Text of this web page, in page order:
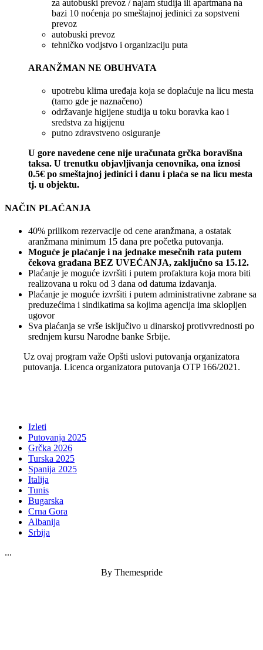
za autobuski prevoz / najam studija ili apartmana na
bazi 10 noćenja po smeštajnoj jedinici za sopstveni
prevoz
autobuski prevoz
tehničko vodjstvo i organizaciju puta
ARANŽMAN NE OBUHVATA
upotrebu klima uređaja koja se doplaćuje na licu mesta
(tamo gde je naznačeno)
održavanje higijene studija u toku boravka kao i
sredstva za higijenu
putno zdravstveno osiguranje
U gore navedene cene nije uračunata grčka boravišna
taksa. U trenutku objavljivanja cenovnika, ona iznosi
0.5€ po smeštajnoj jedinici i danu i plaća se na licu mesta
tj. u objektu.
NAČIN PLAĆANJA
40% prilikom rezervacije od cene aranžmana, a ostatak
aranžmana minimum 15 dana pre početka putovanja.
Moguće je plaćanje i na jednake mesečnih rata putem
čekova građana BEZ UVEĆANJA, zaključno sa 15.12.
Plaćanje je moguće izvršiti i putem profaktura koja mora biti
realizovana u roku od 3 dana od datuma izdavanja.
Plaćanje je moguće izvršiti i putem administrativne zabrane sa
preduzećima i sindikatima sa kojima agencija ima sklopljen
ugovor
Sva plaćanja se vrše isključivo u dinarskoj protivvrednosti po
srednjem kursu Narodne banke Srbije.
Uz ovaj program važe Opšti uslovi putovanja organizatora
putovanja. Licenca organizatora putovanja OTP 166/2021.
Izleti
Putovanja 2025
Grčka 2026
Turska 2025
Spanija 2025
Italija
Tunis
Bugarska
Crna Gora
Albanija
Srbija
...
By Themespride